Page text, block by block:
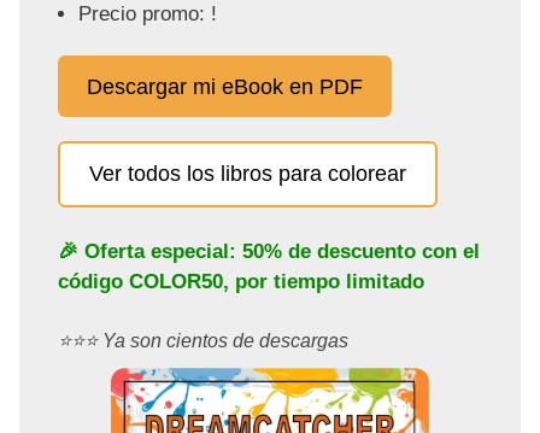
Precio promo: !
Descargar mi eBook en PDF
Ver todos los libros para colorear
🎉 Oferta especial: 50% de descuento con el
código COLOR50, por tiempo limitado
⭐️⭐️⭐️ Ya son cientos de descargas